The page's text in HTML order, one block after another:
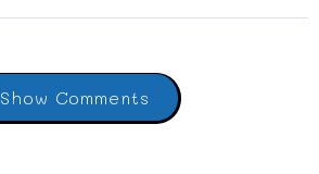
Show Comments